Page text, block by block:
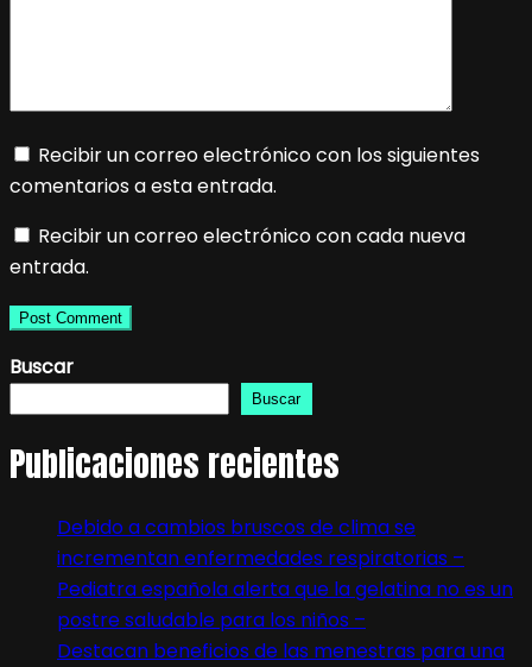
Recibir un correo electrónico con los siguientes
comentarios a esta entrada.
Recibir un correo electrónico con cada nueva
entrada.
Buscar
Buscar
Publicaciones recientes
Debido a cambios bruscos de clima se
incrementan enfermedades respiratorias –
Pediatra española alerta que la gelatina no es un
postre saludable para los niños –
Destacan beneficios de las menestras para una